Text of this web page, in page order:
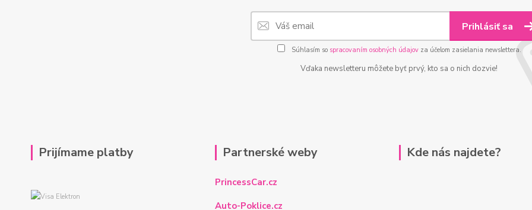
Prihlásiť sa
Súhlasím so spracovaním osobných údajovza účelom zasielania newslettera.
Vďaka newsletteru môžete byť prvý, kto sa o nich dozvie!
Prijímame platby Partnerské weby
PrincessCar.cz
Auto-Poklice.cz
Kde nás najdete?